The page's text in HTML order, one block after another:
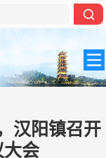
汉阳镇召开
会